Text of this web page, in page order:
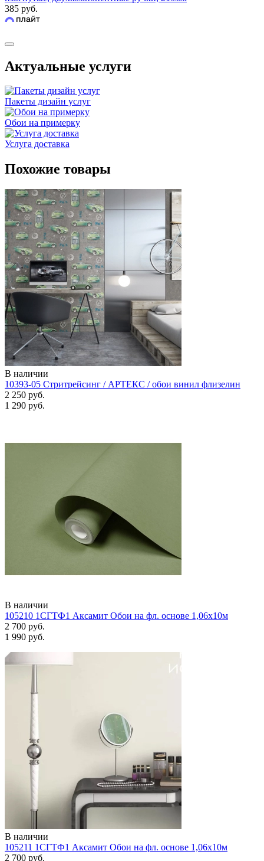
385 руб.
Актуальные услуги
Пакеты дизайн услуг
Обои на примерку
Услуга доставка
Похожие товары
В наличии
10393-05 Стритрейсинг / АРТЕКС / обои винил флизелин
2 250 руб.
1 290 руб.
В наличии
105210 1СГТФ1 Аксамит Обои на фл. основе 1,06х10м
2 700 руб.
1 990 руб.
В наличии
105211 1СГТФ1 Аксамит Обои на фл. основе 1,06х10м
2 700 руб.